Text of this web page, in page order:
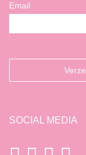
Email
SOCIAL MEDIA